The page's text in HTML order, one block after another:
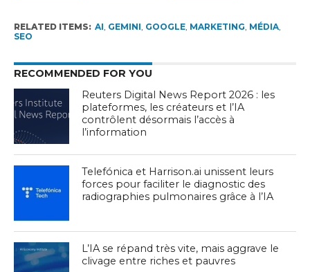
RELATED ITEMS: AI GEMINI GOOGLE, MARKETING MÉDIA,
SEO
RECOMMENDED FOR YOU
Reuters Digital News Report 2026 : les
plateformes, les créateurs et l’IA
contrôlent désormais l’accès à
l’information
Telefónica et Harrison.ai unissent leurs
forces pour faciliter le diagnostic des
radiographies pulmonaires grâce à l’IA
L’IA se répand très vite, mais aggrave le
clivage entre riches et pauvres